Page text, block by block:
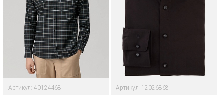
Артикул: 40124468 Артикул: 12026868